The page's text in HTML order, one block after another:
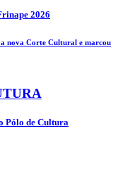
2026
nova Corte Cultural e marcou
Pólo de Cultura